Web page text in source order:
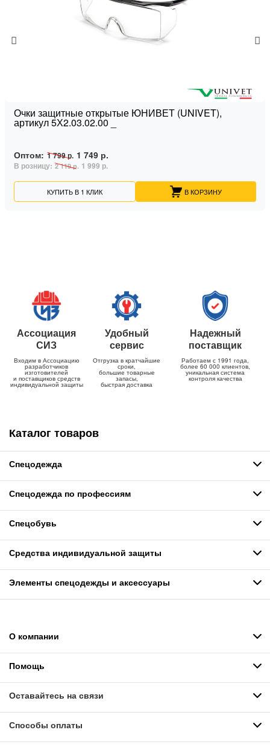
Очки защитные открытые ЮНИВЕТ (UNIVET),
артикул 5Х2.03.02.00 _
Оптом: 1 799 р. 1 749 р.
В розницу: 2 119 р. 1 999 р.
КУПИТЬ В 1 КЛИК В КОРЗИНУ
Ассоциация
СИЗ
Входим в Ассоциацию
разработчиков
изготовителей
и поставщиков средств
индивидуальной защиты
Удобный
сервис
Отгрузка в кратчайшие
сроки,
большие товарные
запасы,
быстрая доставка
Надежный
поставщик
Работаем с 1991 года,
более 60 000 клиентов,
уникальная система
контроля качества
Каталог товаров
Спецодежда
Спецодежда по профессиям
Спецобувь
Средства индивидуальной защиты
Элементы спецодежды и аксессуары
О компании
Помощь
Оставайтесь на связи
Способы оплаты